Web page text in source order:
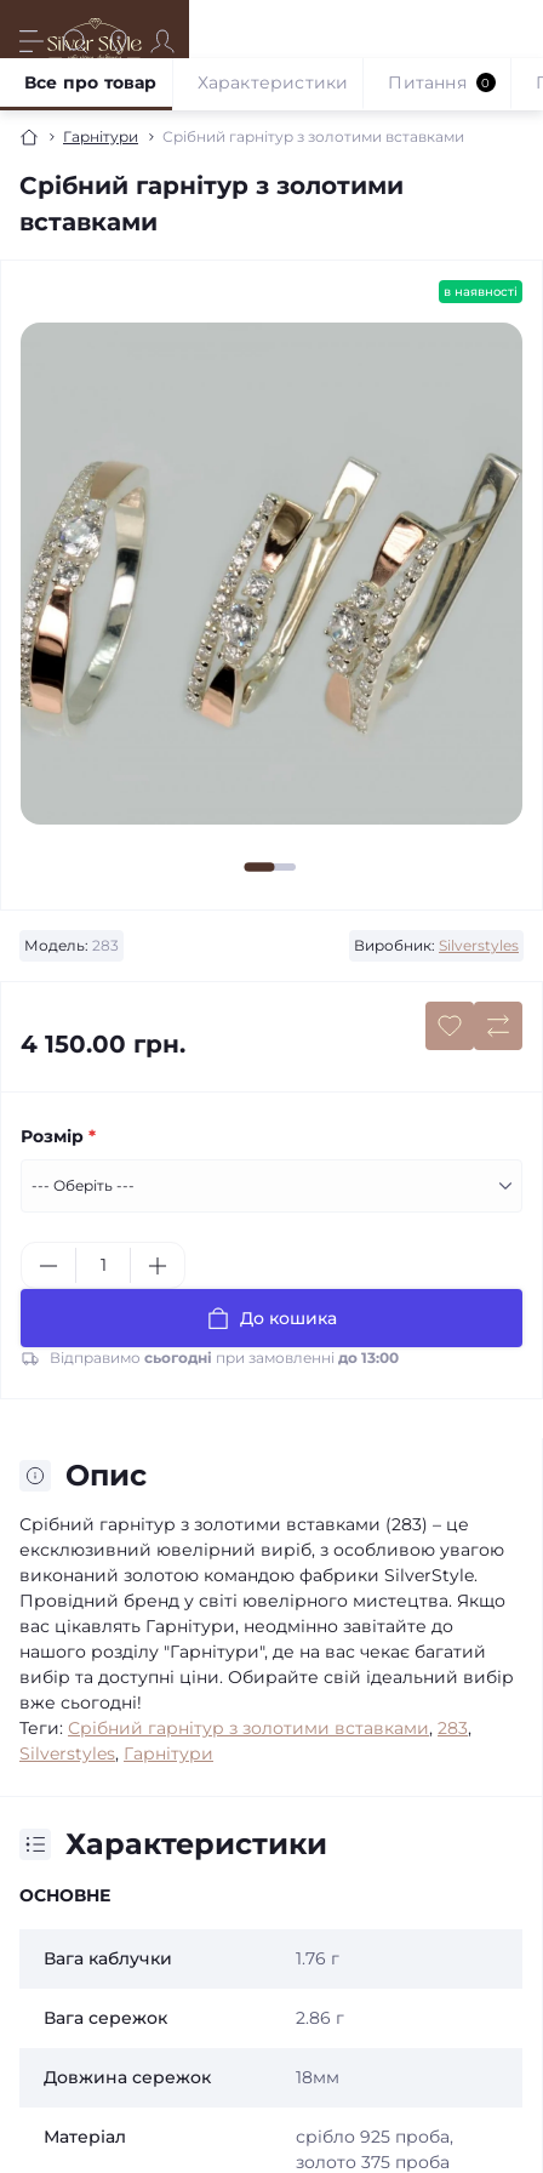
Гарнітури Срібний гарнітур з золотими вставками
Срібний гарнітур з золотими
вставками
Все про товар Характеристики Питання 0
в наявності
Модель: 283 Виробник: Silverstyles
4 150.00 грн.
Розмір *
До кошика
Відправимо сьогодні при замовленні до 13:00
Опис
Срібний гарнітур з золотими вставками (283) – це
ексклюзивний ювелірний виріб, з особливою увагою
виконаний золотою командою фабрики SilverStyle.
Провідний бренд у світі ювелірного мистецтва. Якщо
вас цікавлять Гарнітури, неодмінно завітайте до
нашого розділу "Гарнітури", де на вас чекає багатий
вибір та доступні ціни. Обирайте свій ідеальний вибір
вже сьогодні!
Теги: Срібний гарнітур з золотими вставками, 283,
Silverstyles, Гарнітури
Характеристики
ОСНОВНЕ
Вага каблучки 1.76 г
Вага сережок 2.86 г
Довжина сережок 18мм
Матеріал
срібло 925 проба,
золото 375 проба